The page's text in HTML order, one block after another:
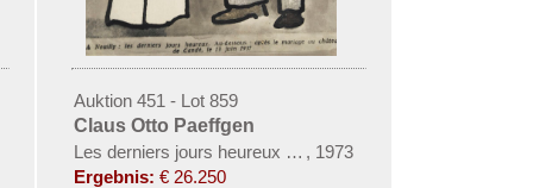
Auktion 451 - Lot 859
Claus Otto Paeffgen
Les derniers jours heureux (Windsors)
, 1973
Ergebnis: € 26.250